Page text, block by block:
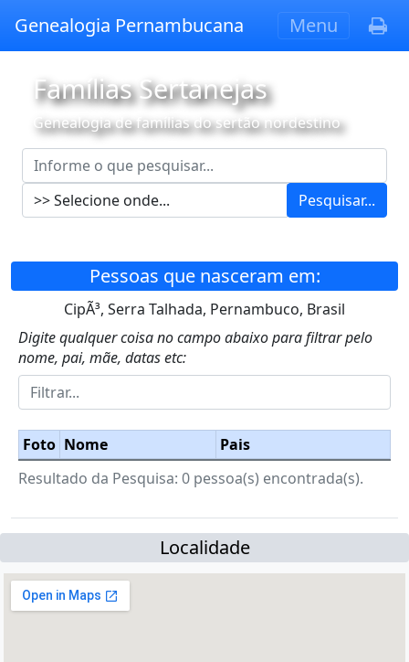
Genealogia Pernambucana Menu
Famílias Sertanejas
Genealogia de famílias do sertão nordestino
Pesquisar...
Pessoas que nasceram em:
CipÃ³, Serra Talhada, Pernambuco, Brasil
Digite qualquer coisa no campo abaixo para filtrar pelo
nome, pai, mãe, datas etc:
Foto Nome
Pais
Resultado da Pesquisa: 0 pessoa(s) encontrada(s).
Localidade